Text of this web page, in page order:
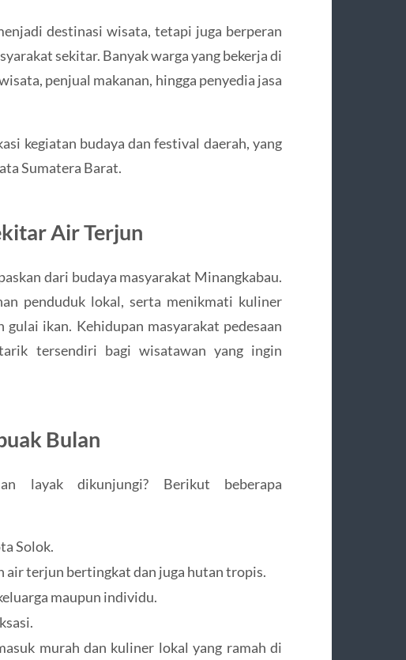
destinasi wisata, tetapi juga berperan
sekitar. Banyak warga yang bekerja di
penjual makanan, hingga penyedia jasa
kegiatan budaya dan festival daerah, yang
Sumatera Barat.
Air Terjun
dari budaya masyarakat Minangkabau.
penduduk lokal, serta menikmati kuliner
gulai ikan. Kehidupan masyarakat pedesaan
tersendiri bagi wisatawan yang ingin
Bulan
layak dikunjungi? Berikut beberapa
Solok.
air terjun bertingkat dan juga hutan tropis.
maupun individu.
murah dan kuliner lokal yang ramah di